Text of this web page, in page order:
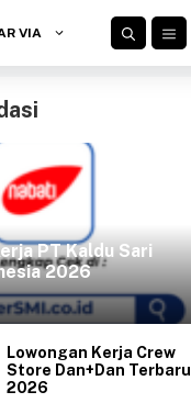
VIA
PT Kaldu Sari
2026
Lowongan Kerja Crew
Store Dan+Dan Terbaru
2026